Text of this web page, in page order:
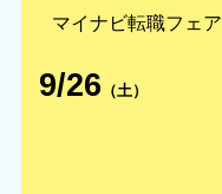
マイナビ転職フェア
9/26 （土）